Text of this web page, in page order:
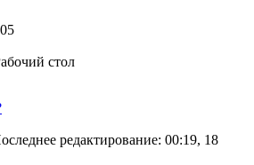
стол
редактирование: 00:19, 18